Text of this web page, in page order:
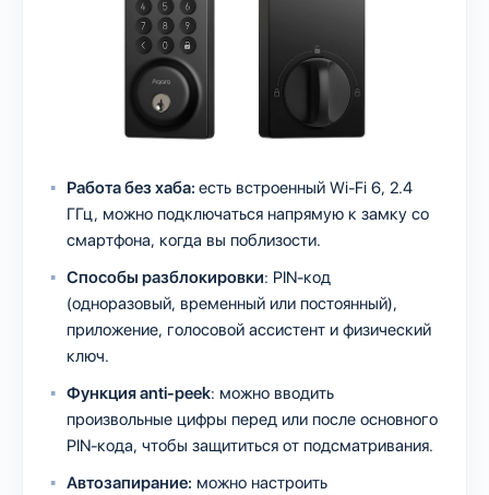
Работа без хаба: есть встроенный Wi-Fi 6, 2.4
ГГц, можно подключаться напрямую к замку со
смартфона, когда вы поблизости.
Способы разблокировки: PIN-код
(одноразовый, временный или постоянный),
приложение, голосовой ассистент и физический
ключ.
Функция anti-peek: можно вводить
произвольные цифры перед или после основного
PIN-кода, чтобы защититься от подсматривания.
Автозапирание: можно настроить